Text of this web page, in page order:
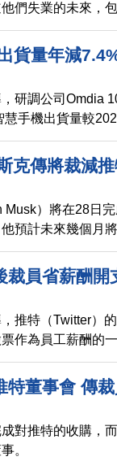
們失業的未來，
紛推文說「再見
貨量年減
研調公司Omdia
手機出貨量較
，2022年第三季
名第一。
克傳將裁減
）將在28日完
預計未來幾個月
（Sean Edgett
範圍的大規模裁員
裁員省薪酬開
推特（Twitter）
作為員工薪酬的
特董事會 傳
對推特的收購，
。